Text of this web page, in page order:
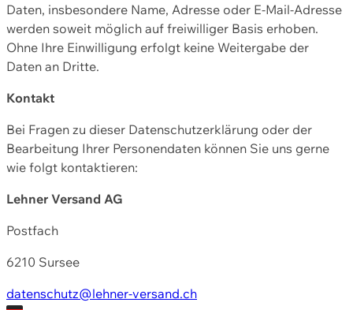
Daten, insbesondere Name, Adresse oder E-Mail-Adresse
werden soweit möglich auf freiwilliger Basis erhoben.
Ohne Ihre Einwilligung erfolgt keine Weitergabe der
Daten an Dritte.
Kontakt
Bei Fragen zu dieser Datenschutzerklärung oder der
Bearbeitung Ihrer Personendaten können Sie uns gerne
wie folgt kontaktieren:
Lehner Versand AG
Postfach
6210 Sursee
datenschutz@lehner-versand.ch